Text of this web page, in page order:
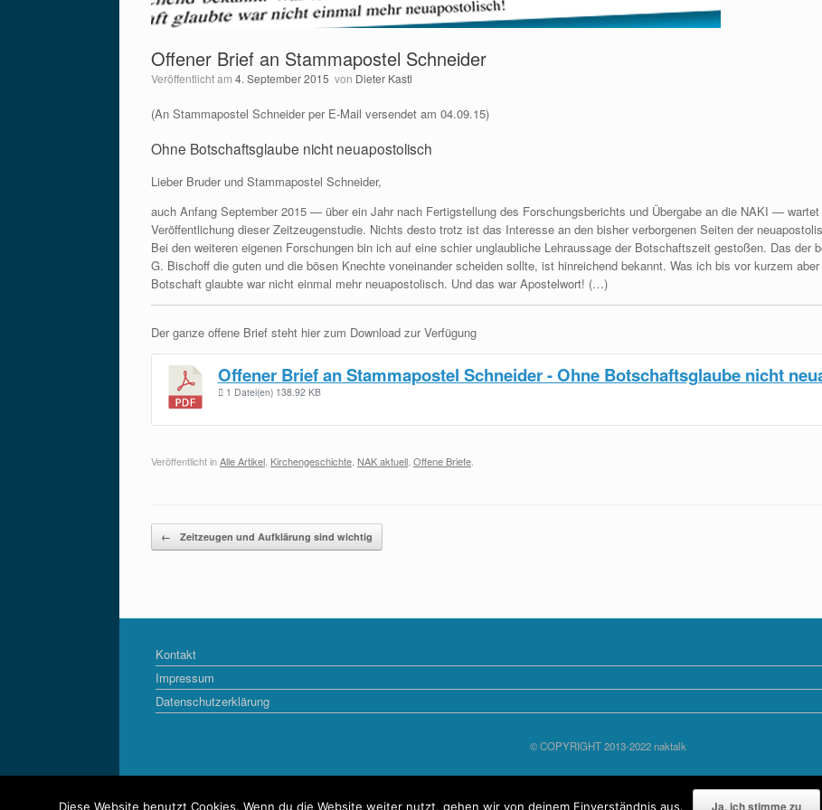
Offener Brief an Stammapostel Schneider
Veröffentlicht am 4. September 2015 von Dieter Kastl
(An Stammapostel Schneider per E-Mail versendet am 04.09.15)
Ohne Botschaftsglaube nicht neuapostolisch
Lieber Bruder und Stammapostel Schneider,
auch Anfang September 2015 — über ein Jahr nach Fertigstellung des Forschungsberichts und Übergabe an die NAKI —
Veröffentlichung dieser Zeitzeugenstudie. Nichts desto trotz ist das Interesse an den bisher verborgenen Seiten der
Bei den weiteren eigenen Forschungen bin ich auf eine schier unglaubliche Lehraussage der Botschaftszeit gestoßen. Das der
G. Bischoff die guten und die bösen Knechte voneinander scheiden sollte, ist hinreichend bekannt. Was ich bis vor kurzem
Botschaft glaubte war nicht einmal mehr neuapostolisch. Und das war Apostelwort! (…)
Der ganze offene Brief steht hier zum Download zur Verfügung
Offener Brief an Stammapostel Schneider - Ohne Botschaftsglaube nicht
1 Datei(en) 138.92 KB
Veröffentlicht inAlle Artikel, Kirchengeschichte, NAK aktuell, Offene Briefe.
Beitragsnavigation
← Zeitzeugen und Aufklärung sind wichtig
Kontakt
Impressum
Datenschutzerklärung
© COPYRIGHT 2013-2022 naktalk
Diese Website benutzt Cookies. Wenn du die Website weiter nutzt, gehen wir von deinem Einverständnis aus.
Ja, ich stimme zu